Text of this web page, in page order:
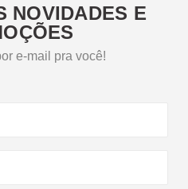
NOVIDADES E
e-mail pra você!